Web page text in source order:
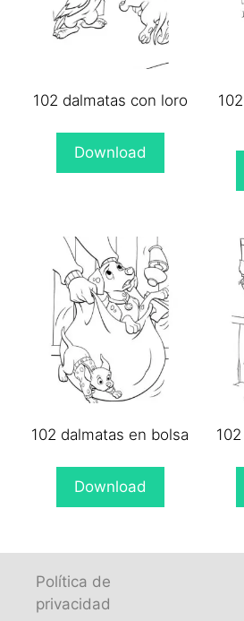
102 dalmatas con loro
Download
102 dalmatas en bolsa
Download
Política de
privacidad